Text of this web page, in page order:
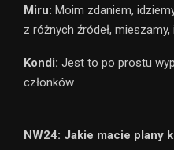
Miru: Moim zdaniem,
z różnych źródeł,
Kondi: Jest to po prostu
członków
NW24: Jakie macie plany